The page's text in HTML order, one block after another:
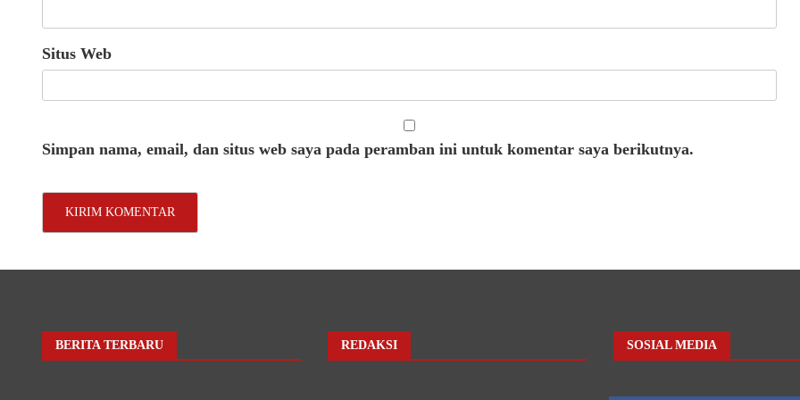
Situs Web
Simpan nama, email, dan situs web saya pada peramban ini untuk komentar saya berikutnya.
BERITA TERBARU REDAKSI SOSIAL MEDIA